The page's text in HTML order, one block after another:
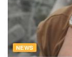
NEWS